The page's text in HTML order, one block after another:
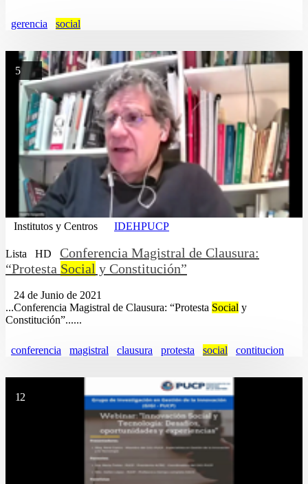
gerencia social
5
Institutos y Centros IDEHPUCP
Lista HD
Conferencia Magistral de Clausura:
“Protesta Social y Constitución”
24 de Junio de 2021
...Conferencia Magistral de Clausura: “Protesta Social y
Constitución”......
conferencia magistral clausura protesta social contitucion
12